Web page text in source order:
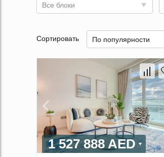
Все блоки
Сортировать По популярности
1 527 888 AED